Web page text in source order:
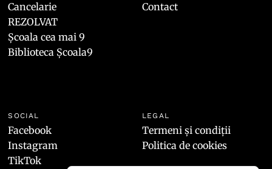
Cancelarie
REZOLVAT
Școala cea mai 9
Biblioteca Școala9
Contact
SOCIAL
Facebook
Instagram
TikTok
LEGAL
Termeni și condiții
Politica de cookies